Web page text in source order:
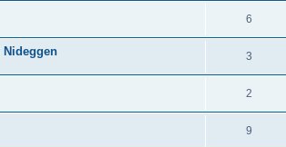
6
Nideggen 3
2
9